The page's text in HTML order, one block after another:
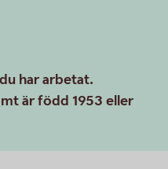
har arbetat.
är född 1953 eller